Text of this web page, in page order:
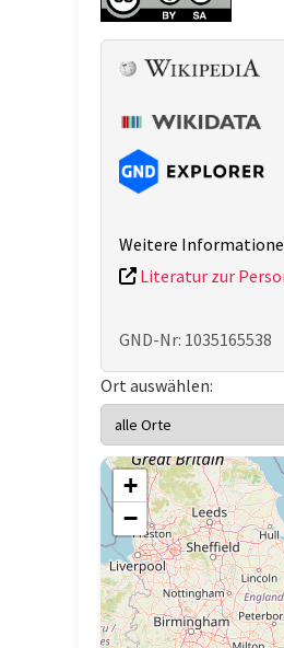
Weitere
Literatur zur
GND-Nr: 1035165538
Ort auswählen:
+
−